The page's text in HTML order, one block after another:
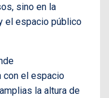
sino en la
el espacio público
con el espacio
la altura de